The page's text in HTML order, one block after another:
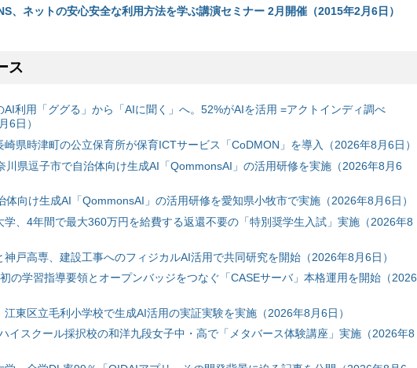
、ネットの安心安全な利用方法を学ぶ講演セミナー 2月開催（2015年2月6日）
ス
AI利用「ググる」から「AIに聞く」へ。52%がAIを活用 =アクトインディ調べ
6日）
崎県時津町の公立保育所が保育ICTサービス「CoDMON」を導入（2026年8月6日）
川県逗子市で自治体向け生成AI「QommonsAI」の活用研修を実施（2026年8月6
体向け生成AI「QommonsAI」の活用研修を愛知県小牧市で実施（2026年8月6日）
学、4年間で最大360万円を給費する返還不要の「特別奨学生入試」実施（2026年8
神戸高専、建設工事へのフィジカルAI活用で共同研究を開始（2026年8月6日）
の学習指導要領とオープンバッジをつなぐ「CASEサーバ」本格運用を開始（2026
江東区立毛利小学校で生成AI活用の実証実験を実施（2026年8月6日）
イスクール採択校の和洋九段女子中・高で「メタバース体験講座」実施（2026年8